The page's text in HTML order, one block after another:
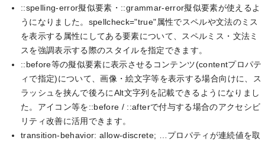
::spelling-error擬似要素・::grammar-error擬似要素が使えるよ
うになりました。spellcheck="true"属性でスペルや文法のミス
を表示する属性にしてある要素について、スペルミス・文法ミ
スを強調表示する際のスタイルを指定できます。
::before等の擬似要素に表示させるコンテンツ(contentプロパテ
ィで指定)について、画像・絵文字等を表示する場合向けに、ス
ラッシュを挟んで後ろにAlt文字列を記載できるようになりまし
た。アイコン等を::before / ::afterで付与する場合のアクセシビ
リティ改善に活用できます。
transition-behavior: allow-discrete; …プロパティが連続値を取